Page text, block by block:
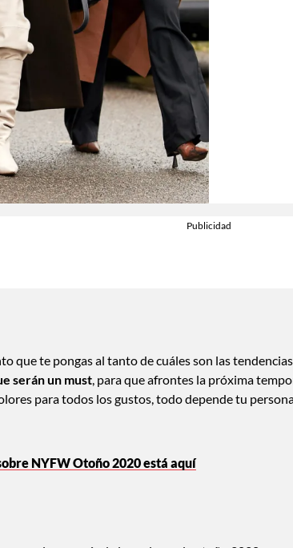
que te pongas al tanto de cuáles son las
serán un must , para que afrontes la próxima
para todos los gustos, todo depende tu
NYFW Otoño 2020 está aquí